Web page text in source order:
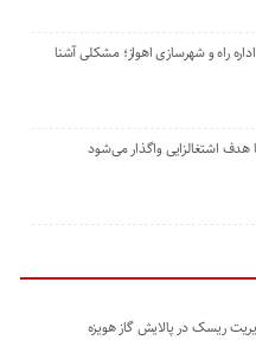
راه و شهرسازی اهواز؛ مشکلی آشنا
هدف اشتغالزایی واگذار می‌شود
ریسک در پالایش گاز هویزه